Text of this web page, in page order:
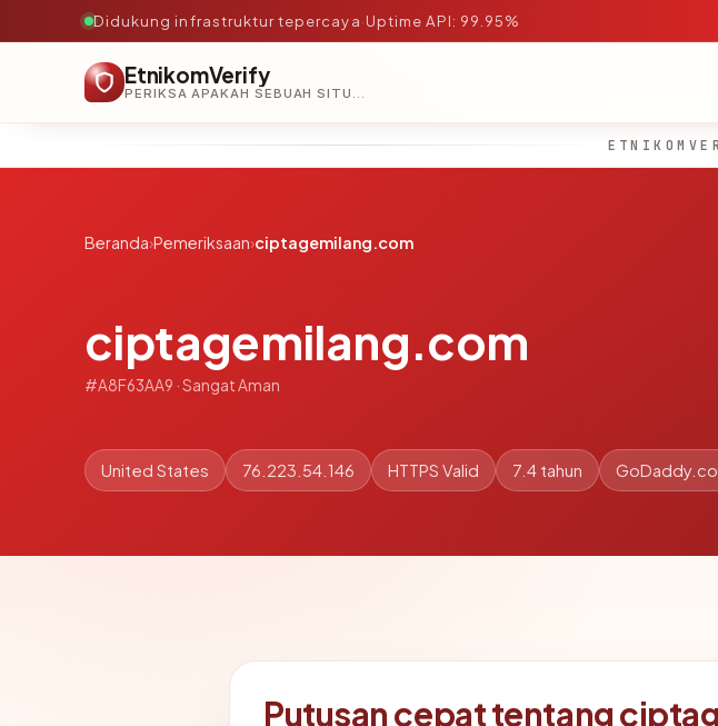
Didukung infrastruktur tepercaya·Uptime API: 99.95%
EtnikomVerify
PERIKSA APAKAH SEBUAH SITUS AMAN, TEPERCAYA, DAN TERVERIFIKASI DALAM HITUNGAN DETIK.
Beranda›Pemeriksaan›ciptagemilang.com
ciptagemilang.com
#A8F63AA9 · Sangat Aman
United States 76.223.54.146 HTTPS Valid 7.4 tahun
Putusan cepat tentang